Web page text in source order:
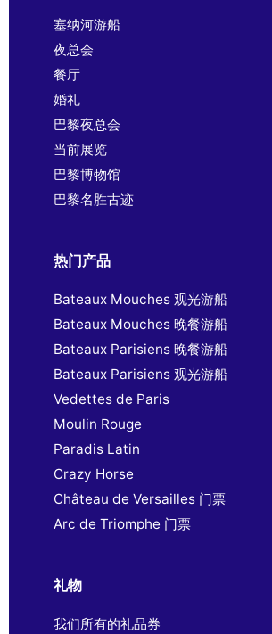
塞纳河游船
夜总会
餐厅
婚礼
巴黎夜总会
当前展览
巴黎博物馆
巴黎名胜古迹
热门产品
Bateaux Mouches 观光游船
Bateaux Mouches 晚餐游船
Bateaux Parisiens 晚餐游船
Bateaux Parisiens 观光游船
Vedettes de Paris
Moulin Rouge
Paradis Latin
Crazy Horse
Château de Versailles 门票
Arc de Triomphe 门票
礼物
我们所有的礼品券